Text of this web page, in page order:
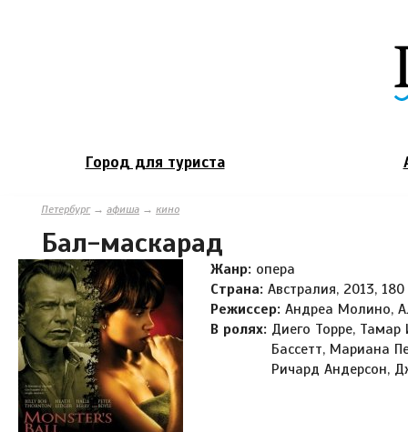
Город для туриста
Петербург→ афиша → кино
Бал-маскарад
Жанр: опера
Страна: Австралия, 2013,
Режиссер: Андреа Молино,
В ролях: Диего Торре, Тамар
Бассетт, Мариана
Ричард Андерсон,